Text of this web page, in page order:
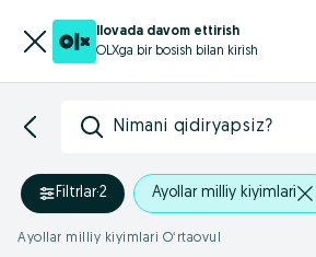
Ilovada davom ettirish
OLXga bir bosish bilan kirish
Nimani qidiryapsiz?
Filtrlar·2 Ayollar milliy kiyimlari
Ayollar milliy kiyimlari Oʻrtaovul